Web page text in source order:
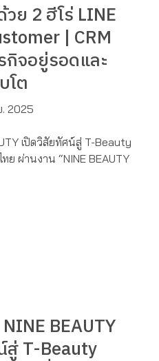
ย 2 ฮีโร่ LINE
| CRM
กิจอยู่รอดและ
โต
. 2025
BEAUTY
T-Beauty